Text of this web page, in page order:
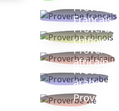
Proverbe
Français
Proverbe
chinois
Proverbe
africain
Proverbe
arabe
Proverbe